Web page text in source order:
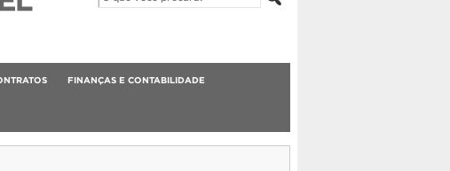
FINANÇAS E CONTABILIDADE